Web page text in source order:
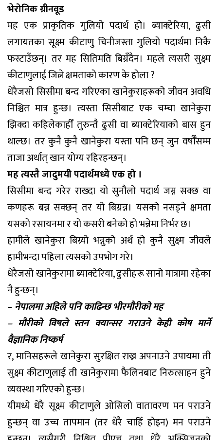
भेरोनिक ग्रीनवूड
मह एक प्राकृतिक गुलियो पदार्थ हो। ब्याक्टेरिया, ढुसी
लगायतका सूक्ष्म कीटाणु चिनीजस्ता गुलियो पदार्थमा निकै
फस्टाउँछन्। तर मह सितिमति बिग्रँदैन। महले त्यसरी सुक्ष्म
कीटाणुलाई जित्ने क्षमताको कारण के होला ?
धेरैजसो सिसीमा बन्द गरिएका खानेकुराहरूको जीवन अवधि
निश्चित मात्र हुन्छ। त्यस्ता सिसीबाट एक चम्चा खानेकुरा
झिक्दा कहिलेकाहीँ तुरुन्तै ढुसी वा ब्याक्टेरियाको बास हुन
थाल्छ। तर कुनै कुनै खानेकुरा यस्ता पनि छन् जुन वर्षौँसम्म
ताजा अर्थात् खान योग्य रहिरहन्छन्।
मह त्यस्तै जादुमयी पदार्थमध्ये एक हो ।
सिसीमा बन्द गरेर राख्दा यो सुनौलो पदार्थ जम्न सक्छ वा
कणहरू बन्न सक्छन् तर यो बिग्रन्न। यसको नसड्ने क्षमता
यसको रसायनमा र यो कसरी बनेको हो भन्नेमा निर्भर छ।
हामीले खानेकुरा बिग्र्यो भन्नुको अर्थ हो कुनै सुक्ष्म जीवले
हामीभन्दा पहिला त्यसको उपभोग गरे।
धेरैजसो खानेकुरामा ब्याक्टेरिया, ढुसीहरू सानो मात्रामा रहेका
नै हुन्छन्।
– नेपालमा अहिले पनि काढिन्छ भीरमौरीको मह
– मौरीको विषले स्तन क्यान्सर गराउने केही कोष मार्ने
वैज्ञानिक निष्कर्ष
र, मानिसहरूले खानेकुरा सुरक्षित राख्न अपनाउने उपायमा ती
सुक्ष्म कीटाणुलाई ती खानेकुरामा फैलिनबाट निरुत्साहन हुने
व्यवस्था गरिएको हुन्छ।
यीमध्ये धेरै सूक्ष्म कीटाणुले ओसिलो वातावरण मन पराउने
हुन्छन् वा उच्च तापमान (तर धेरै चाहिँ होइन) मन पराउने